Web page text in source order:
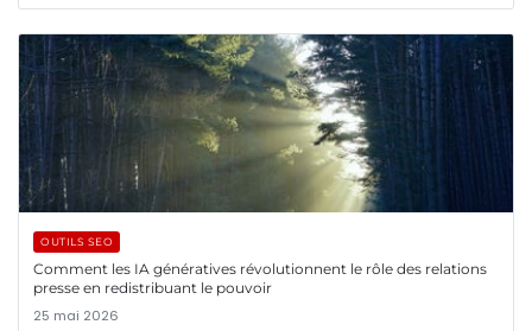
OUTILS SEO
Comment les IA génératives révolutionnent le rôle des relations
presse en redistribuant le pouvoir
25 mai 2026